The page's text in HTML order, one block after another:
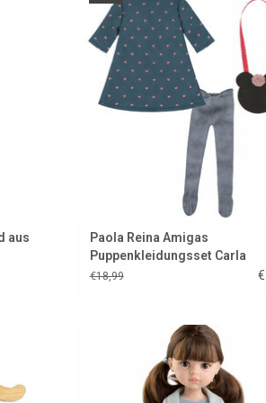
aus
ZUM WARENKORB
Paola Reina Amigas
Puppenkleidungsset Carla
€18,99
Kleide deine Amigas-Puppen
mit diesem Paola Reina
Amigas-Puppen!
ZUM WARENKORB HINZUFÜGEN